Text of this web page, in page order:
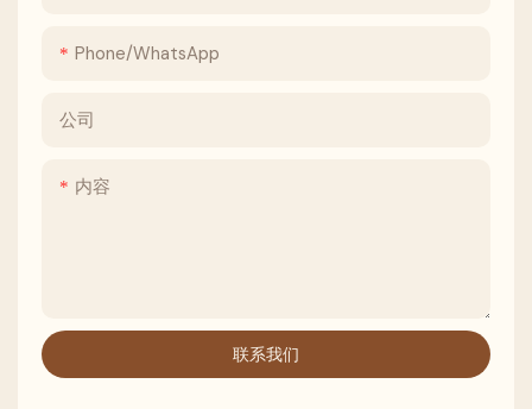
Phone/whatsApp
公司
内容
联系我们